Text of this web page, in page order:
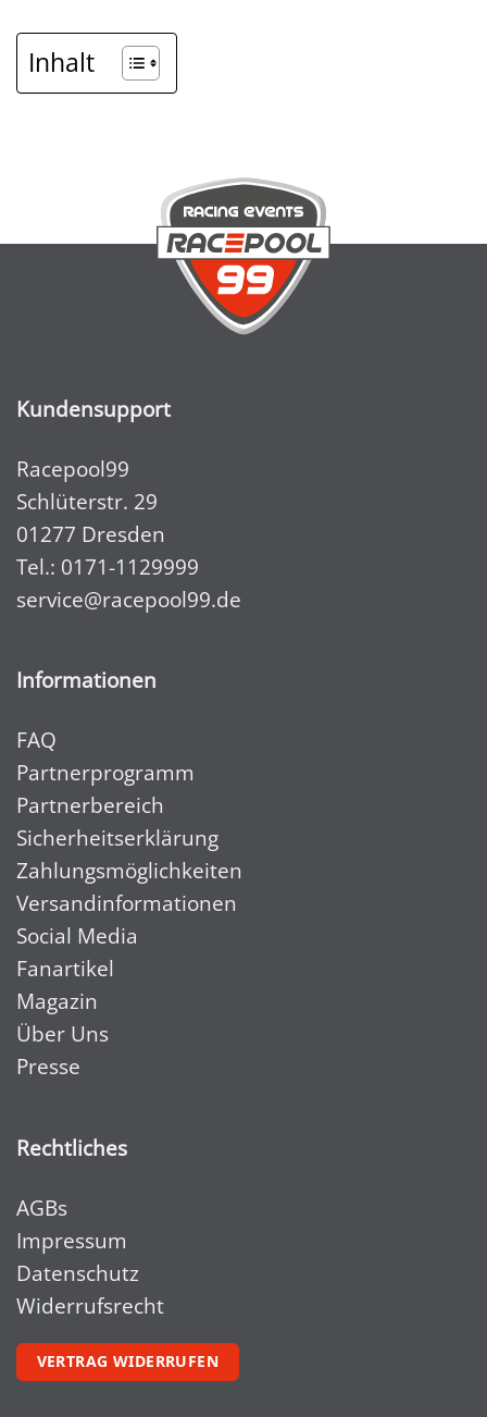
Inhalt
Kundensupport
Racepool99
Schlüterstr. 29
01277 Dresden
Tel.: 0171-1129999
service@racepool99.de
Informationen
FAQ
Partnerprogramm
Partnerbereich
Sicherheitserklärung
Zahlungsmöglichkeiten
Versandinformationen
Social Media
Fanartikel
Magazin
Über Uns
Presse
Rechtliches
AGBs
Impressum
Datenschutz
Widerrufsrecht
VERTRAG WIDERRUFEN